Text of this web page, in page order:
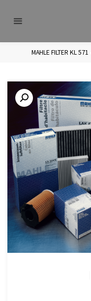
MAHLE FILTER KL 571